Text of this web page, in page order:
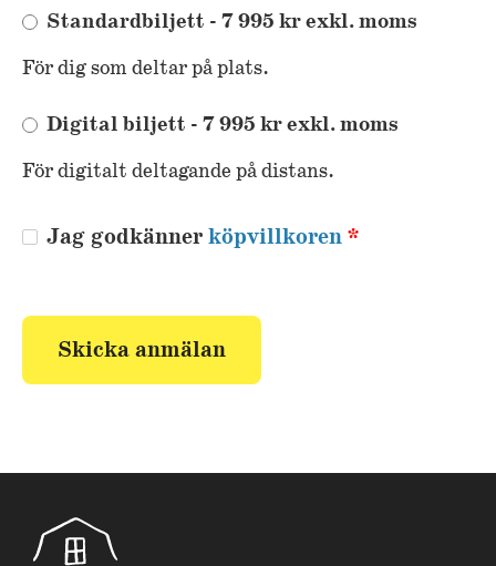
Standardbiljett - 7 995 kr exkl. moms
För dig som deltar på plats.
Digital biljett - 7 995 kr exkl. moms
För digitalt deltagande på distans.
Jag godkännerköpvillkoren*